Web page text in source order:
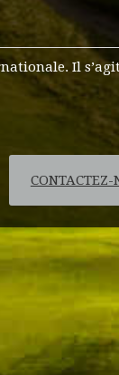
Il
CONTACTEZ-